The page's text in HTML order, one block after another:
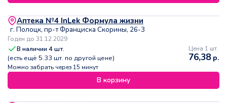
Аптека №4 InLek Формула жизни
г. Полоцк, пр-т Франциска Скорины, 26-3
Годен до 31.12.2029
В наличии4шт.
(есть ещё 5.33 шт. по другой цене)
Можно забрать через 15 минут
Цена 1 шт.
76,38р.
В корзину